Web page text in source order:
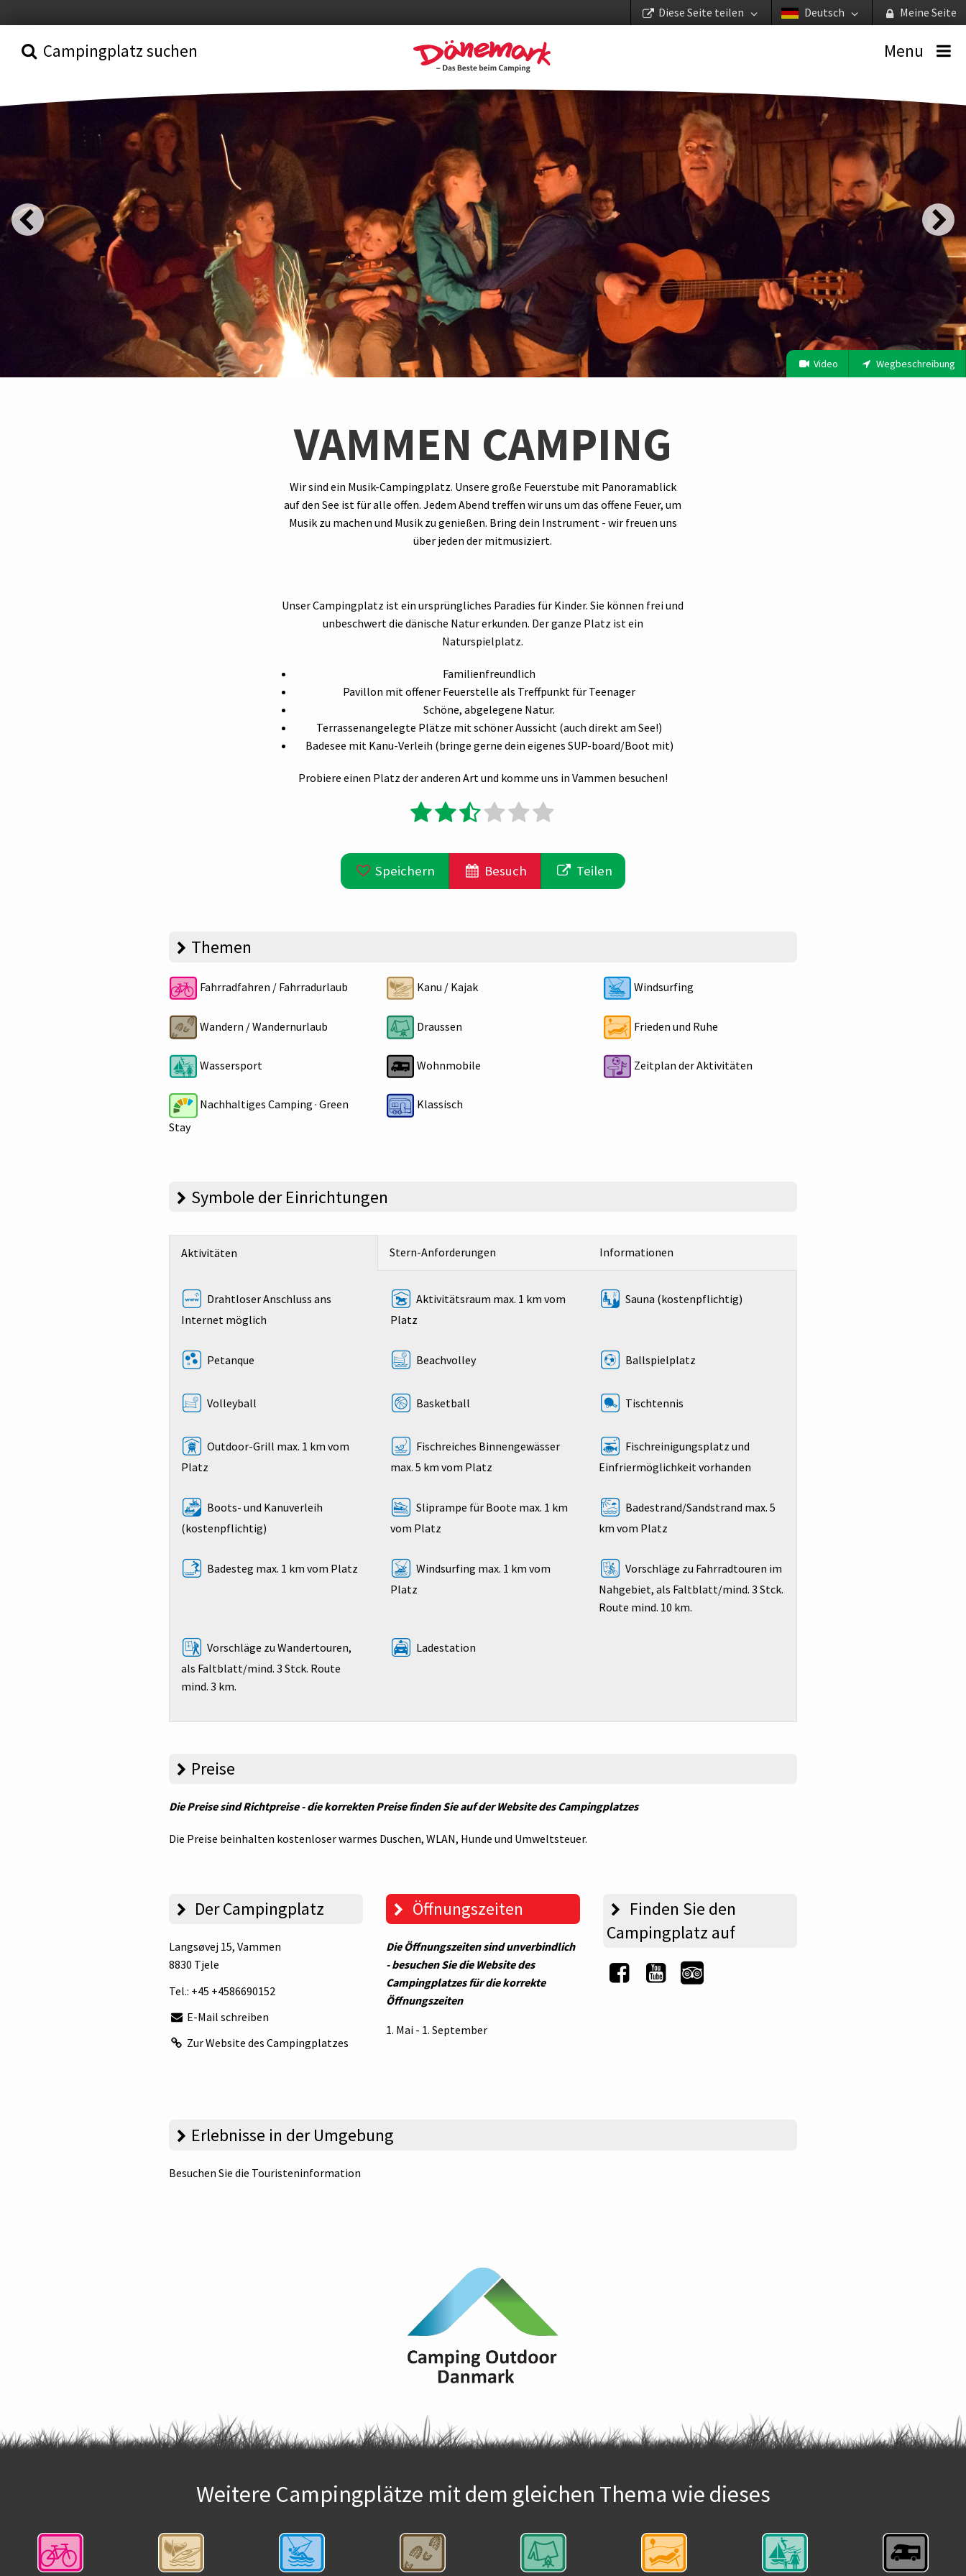
Meine Seite
Deutsch
Diese Seite teilen
Campingplatz suchen Menu
Video Wegbeschreibung
VAMMEN CAMPING
Wir sind ein Musik-Campingplatz. Unsere große Feuerstube mit Panoramablick
auf den See ist für alle offen. Jedem Abend treffen wir uns um das offene Feuer, um
Musik zu machen und Musik zu genießen. Bring dein Instrument - wir freuen uns
über jeden der mitmusiziert.
Unser Campingplatz ist ein ursprüngliches Paradies für Kinder. Sie können frei und
unbeschwert die dänische Natur erkunden. Der ganze Platz ist ein
Naturspielplatz.
Familienfreundlich
Pavillon mit offener Feuerstelle als Treffpunkt für Teenager
Schöne, abgelegene Natur.
Terrassenangelegte Plätze mit schöner Aussicht (auch direkt am See!)
Badesee mit Kanu-Verleih (bringe gerne dein eigenes SUP-board/Boot mit)
Probiere einen Platz der anderen Art und komme uns in Vammen besuchen!
Speichern Besuch Teilen
Themen
Fahrradfahren / Fahrradurlaub Kanu / Kajak Windsurfing
Wandern / Wandernurlaub Draussen Frieden und Ruhe
Wassersport Wohnmobile Zeitplan der Aktivitäten
Nachhaltiges Camping · Green
Stay
Klassisch
Symbole der Einrichtungen
Aktivitäten Stern-Anforderungen Informationen
Drahtloser Anschluss ans
Internet möglich
Aktivitätsraum max. 1 km vom
Platz
Sauna (kostenpflichtig)
Petanque Beachvolley Ballspielplatz
Volleyball Basketball Tischtennis
Outdoor-Grill max. 1 km vom
Platz
Fischreiches Binnengewässer
max. 5 km vom Platz
Fischreinigungsplatz und
Einfriermöglichkeit vorhanden
Boots- und Kanuverleih
(kostenpflichtig)
Sliprampe für Boote max. 1 km
vom Platz
Badestrand/Sandstrand max. 5
km vom Platz
Badesteg max. 1 km vom Platz
Windsurfing max. 1 km vom
Platz
Vorschläge zu Fahrradtouren im
Nahgebiet, als Faltblatt/mind. 3 Stck.
Route mind. 10 km.
Vorschläge zu Wandertouren,
als Faltblatt/mind. 3 Stck. Route
mind. 3 km.
Ladestation
Preise
Die Preise sind Richtpreise - die korrekten Preise finden Sie auf der Website des Campingplatzes
Die Preise beinhalten kostenloser warmes Duschen, WLAN, Hunde und Umweltsteuer.
Der Campingplatz
Langsøvej 15, Vammen
8830 Tjele
Tel.: +45 +4586690152
E-Mail schreiben
Zur Website des Campingplatzes
Öffnungszeiten
Die Öffnungszeiten sind unverbindlich
- besuchen Sie die Website des
Campingplatzes für die korrekte
Öffnungszeiten
1. Mai - 1. September
Finden Sie den
Campingplatz auf
Erlebnisse in der Umgebung
Besuchen Sie die Touristeninformation
Weitere Campingplätze mit dem gleichen Thema wie dieses